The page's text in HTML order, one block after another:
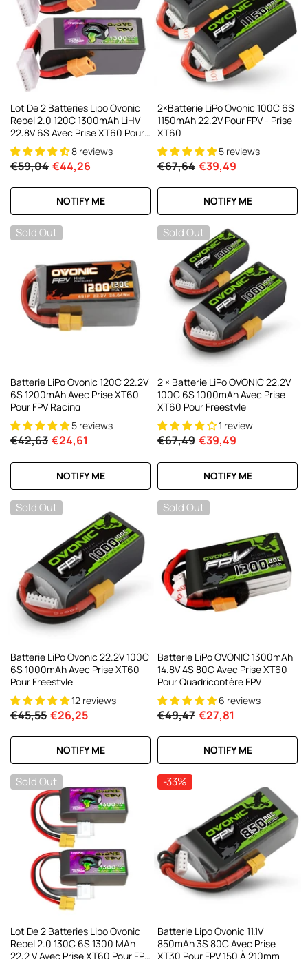
Lot De 2 Batteries Lipo Ovonic
Rebel 2.0 120C 1300mAh LiHV
22,8V 6S Avec Prise XT60 Pour
Drone FPV De 5 À 6 Pouces,
Course Freestyle Et Vol FPV
Longue Distance
8 reviews
€59,04 €44,26
NOTIFY ME
2×Batterie LiPo Ovonic 100C 6S
1150mAh 22.2V Pour FPV - Prise
XT60
5 reviews
€67,64 €39,49
NOTIFY ME
Sold Out
Batterie LiPo Ovonic 120C 22.2V
6S 1200mAh Avec Prise XT60
Pour FPV Racing
5 reviews
€42,63 €24,61
NOTIFY ME
Sold Out
2 × Batterie LiPo OVONIC 22.2V
100C 6S 1000mAh Avec Prise
XT60 Pour Freestyle
1 review
€67,49 €39,49
NOTIFY ME
Sold Out
Batterie LiPo Ovonic 22.2V 100C
6S 1000mAh Avec Prise XT60
Pour Freestyle
12 reviews
€45,55 €26,25
NOTIFY ME
Sold Out
Batterie LiPo OVONIC 1300mAh
14.8V 4S 80C Avec Prise XT60
Pour Quadricoptère FPV
6 reviews
€49,47 €27,81
NOTIFY ME
Sold Out
Lot De 2 Batteries Lipo Ovonic
Rebel 2.0 130C 6S 1300 MAh
22,2 V Avec Prise XT60 Pour FPV
-33%
Batterie Lipo Ovonic 11.1V
850mAh 3S 80C Avec Prise
XT30 Pour FPV 150 À 210mm